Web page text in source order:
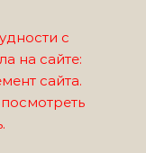
с
на сайте:
сайта.